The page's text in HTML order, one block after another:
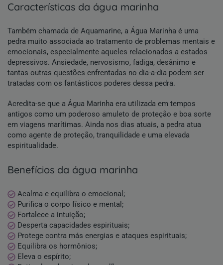
características da água marinha
Também chamada de Aquamarine, a Água Marinha é uma
pedra muito associada ao tratamento de problemas mentais e
emocionais, especialmente aqueles relacionados a estados
depressivos. Ansiedade, nervosismo, fadiga, desânimo e
tantas outras questões enfrentadas no dia-a-dia podem ser
tratadas com os fantásticos poderes dessa pedra.
Acredita-se que a Água Marinha era utilizada em tempos
antigos como um poderoso amuleto de proteção e boa sorte
em viagens marítimas. Ainda nos dias atuais, a pedra atua
como agente de proteção, tranquilidade e uma elevada
espiritualidade.
benefícios da água marinha
Acalma e equilibra o emocional;
Purifica o corpo físico e mental;
Fortalece a intuição;
Desperta capacidades espirituais;
Protege contra más energias e ataques espirituais;
Equilibra os hormônios;
Eleva o espírito;